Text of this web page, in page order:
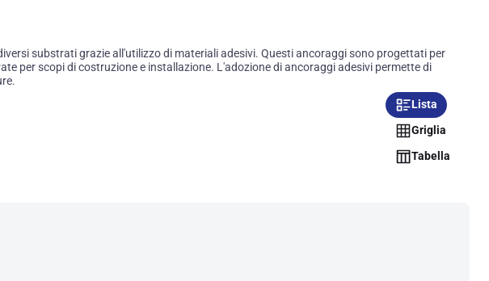
substrati grazie all'utilizzo di materiali adesivi. Questi ancoraggi sono progettati per
per scopi di costruzione e installazione. L'adozione di ancoraggi adesivi permette di
Lista
Griglia
Tabella